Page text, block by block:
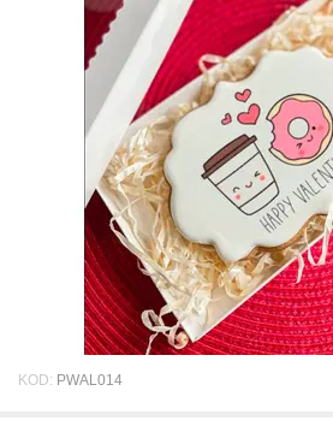
KOD: PWAL014